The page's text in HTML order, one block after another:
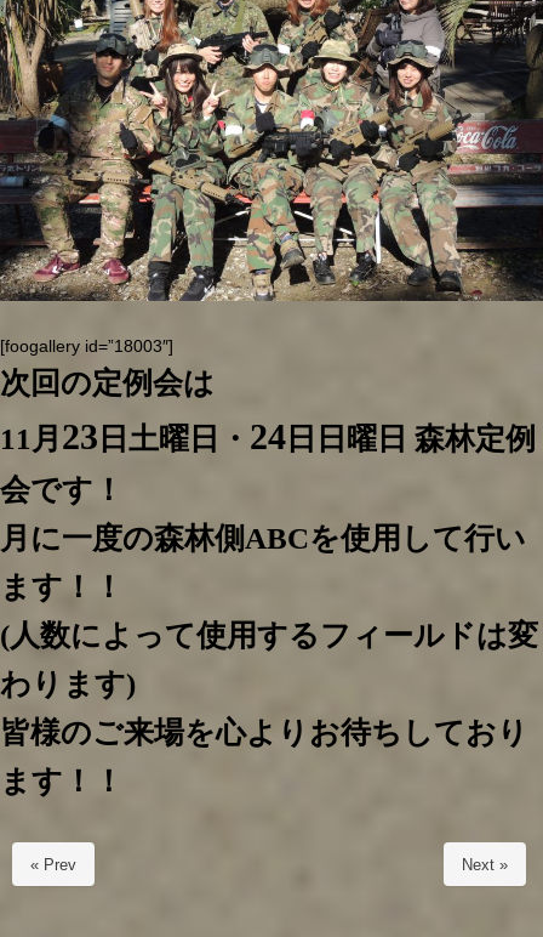
[foogallery id=”18003″]
次回の定例会は
11月 23 日土曜日・ 24 日日曜日 森林定例
会です！
月に一度の森林側ABCを使用して行い
ます！！
(人数によって使用するフィールドは変
わります)
皆様のご来場を心よりお待ちしており
ます！！
« Prev Next »